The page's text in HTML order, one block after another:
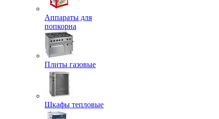
Аппараты для
попкорна
Плиты газовые
Шкафы тепловые